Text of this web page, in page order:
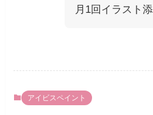
月1回イラスト
アイビスペイント